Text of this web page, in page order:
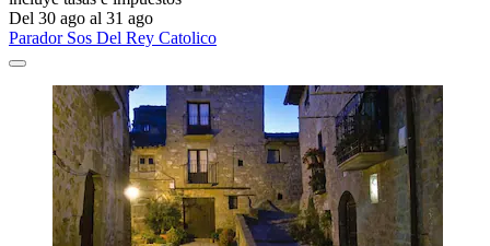
Del 30 ago al 31 ago
Parador Sos Del Rey Catolico